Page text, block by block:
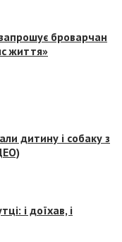
броварчан
життя»
дитину і собаку з
і доїхав, і